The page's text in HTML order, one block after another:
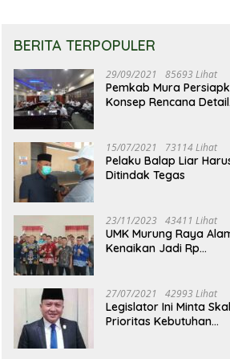
BERITA TERPOPULER
29/09/2021 85693 Lihat
Pemkab Mura
Konsep Rencana Detail
15/07/2021 73114 Lihat
Pelaku Balap Liar
Ditindak Tegas
23/11/2023 43411 Lihat
UMK Murung Raya
Kenaikan Jadi Rp
27/07/2021 42993 Lihat
Legislator Ini Minta
Prioritas Kebutuhan